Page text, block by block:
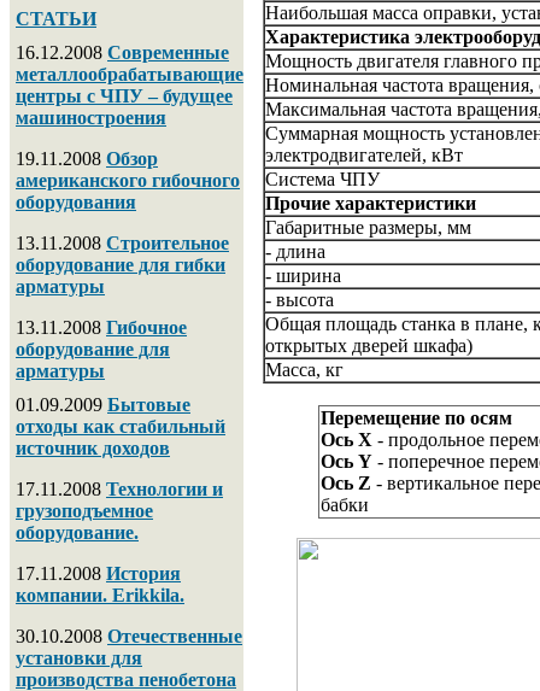
СТАТЬИ
16.12.2008 Современные
металлообрабатывающие
центры с ЧПУ – будущее
машиностроения
19.11.2008 Обзор
американского гибочного
оборудования
13.11.2008 Строительное
оборудование для гибки
арматуры
13.11.2008 Гибочное
оборудование для
арматуры
01.09.2009 Бытовые
отходы как стабильный
источник доходов
17.11.2008 Технологии и
грузоподъемное
оборудование.
17.11.2008 История
компании. Erikkila.
30.10.2008 Отечественные
установки для
производства пенобетона
Наибольшая масса оправки,
Характеристика
Мощность двигателя главного
Номинальная частота
Максимальная частота
Суммарная мощность
электродвигателей, кВт
Система ЧПУ
Прочие характеристики
Габаритные размеры, мм
- длина
- ширина
- высота
Общая площадь станка в плане,
открытых дверей шкафа)
Масса, кг
Перемещение по осям
Ось Х - продольное
Ось Y- поперечное
Ось Z - вертикальное
бабки